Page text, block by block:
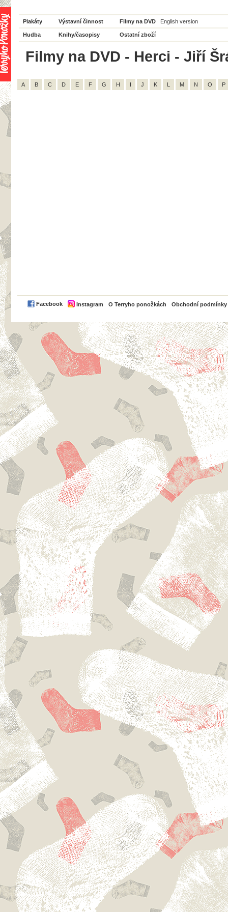
Plakáty Výstavní činnost Filmy na DVD English version
Hudba Knihy/časopisy Ostatní zboží
Filmy na DVD - Herci - Jiří
A B C D E F G H I J K L M N O P
Facebook Instagram O Terryho ponožkách Obchodní podmínky
PayPal